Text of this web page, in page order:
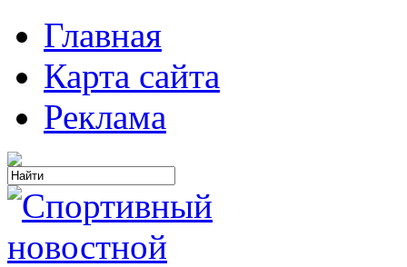
Главная
Карта сайта
Реклама